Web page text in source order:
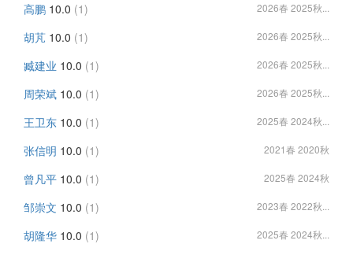
高鹏 10.0 (1) 2026春 2025秋...
胡芃 10.0 (1) 2026春 2025秋...
臧建业 10.0 (1) 2026春 2025秋...
周荣斌 10.0 (1) 2026春 2025秋...
王卫东 10.0 (1) 2025春 2024秋...
张信明 10.0 (1) 2021春 2020秋
曾凡平 10.0 (1) 2025春 2024秋
邹崇文 10.0 (1) 2023春 2022秋...
胡隆华 10.0 (1) 2025春 2024秋...